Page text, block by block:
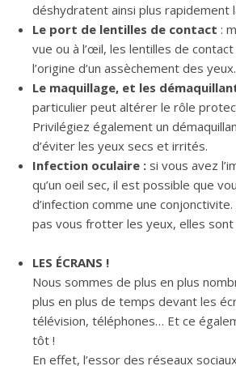
déshydratent ainsi plus rapidement
Le port de lentilles de contact :
vue ou à l’œil, les lentilles de
l’origine d’un assèchement des yeux.
Le maquillage, et les
particulier peut altérer le rôle
Privilégiez également un
d’éviter les yeux secs et irrités.
Infection oculaire : si vous avez
qu’un oeil sec, il est possible que
d’infection comme une
pas vous frotter les yeux, elles
LES ÉCRANS !
Nous sommes de plus en plus
plus en plus de temps devant les
télévision, téléphones… Et ce
tôt !
En effet, l’essor des réseaux